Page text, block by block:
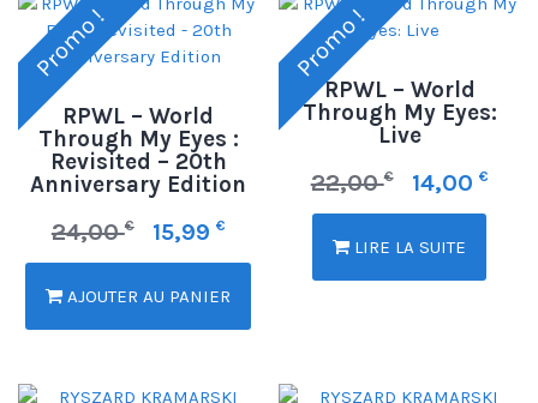
Promo !
RPWL – World
Through My Eyes :
Revisited – 20th
Anniversary Edition
24,00€ 15,99 €
AJOUTER AU PANIER
Promo !
RPWL – World
Through My Eyes:
Live
22,00€ 14,00 €
LIRE LA SUITE